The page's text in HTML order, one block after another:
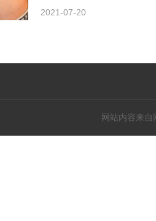
2021-07-20
网站内容来